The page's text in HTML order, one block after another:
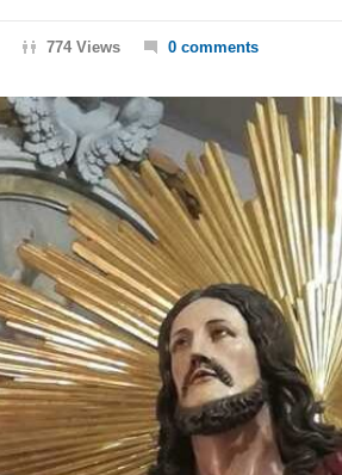
774 Views 0 comments